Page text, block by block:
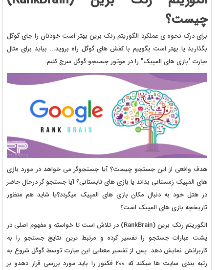
چیست؟
برای درک نحوه ی عملکرد الگوریتم رنک برین بهتر است خودتان را جای گوگل
بگذارید یا بهتر است بگوییم با کفش های گوگل راه بروید... بیاید برای مثال
عبارت "بازی های المپیک" را در موتور جستجو گوگل سرچ کنیم.
هدف واقعی از این جستجو چیست؟ آیا جستجوگر می خواهد در مورد بازی
های المپیک زمستانی بداند یا بازی های تابستانی؟ آیا جستجو گر درحال حاضر
در هتل خود به دنبال مکان بازی های المپیک میگردد؟یا شاید هم منظور
تاریخچه بازی های المپیک است؟
الگوریتم رنک برین (RankBrain) در تلاش است تا خواسته و مفهوم اصلی در
پشت عبارات جستجو را تفسیر کرده و مرتبط‌ ترین نتایج جستجو را به
کاربرانش نمایش دهد. پس از تفسیر معنایی این عبارت توسط گوگل شروع به
رتبه بندی سایت ها میکند که 200 فکتور را باید مورد بررسی قرار دهدو بر